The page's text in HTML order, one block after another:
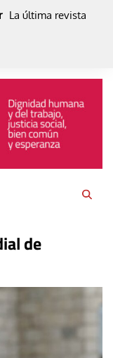
La última revista
de